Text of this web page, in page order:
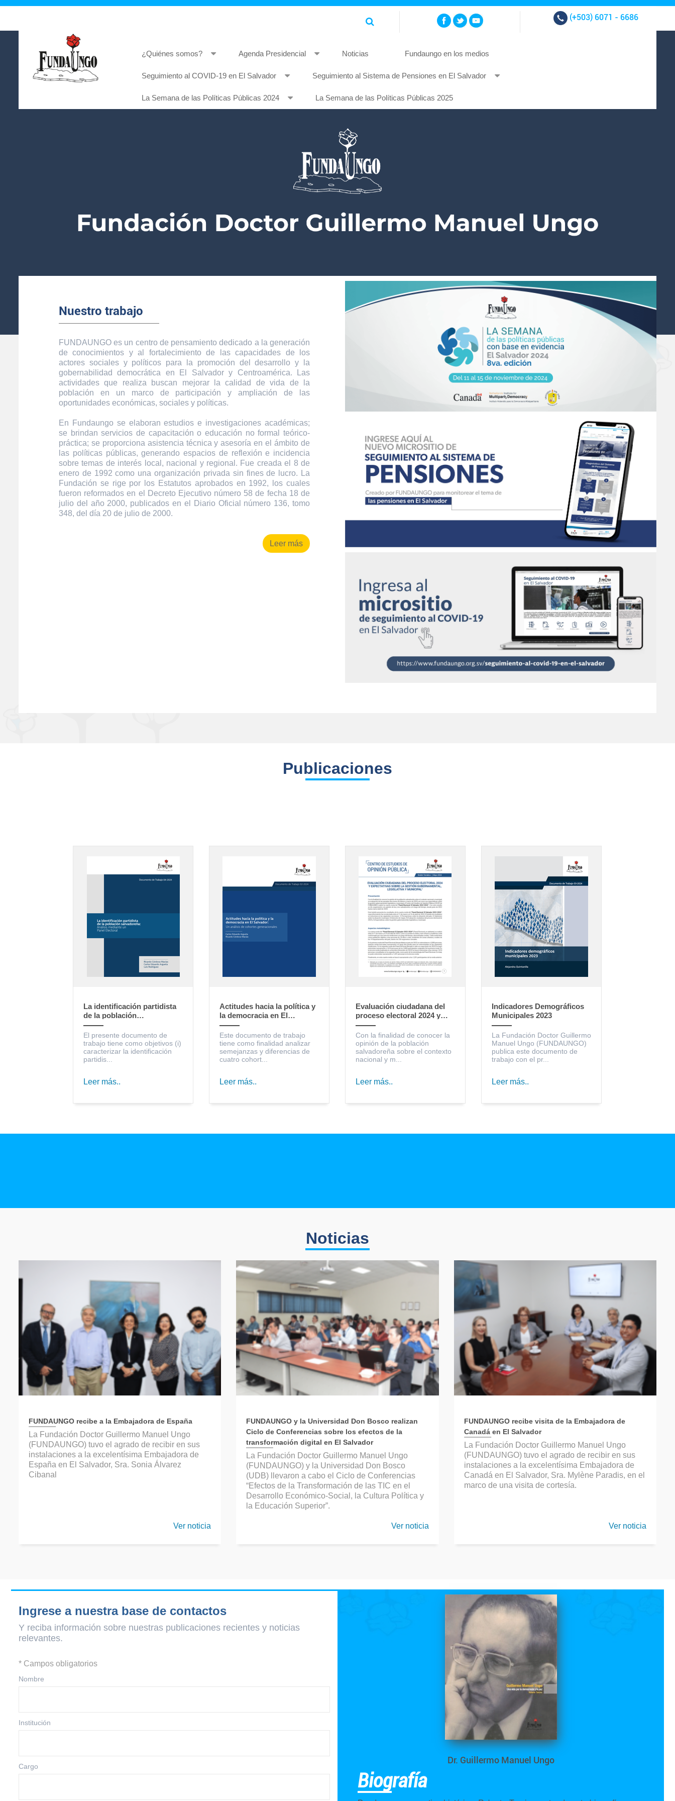
(+503) 6071 - 6686
¿Quiénes somos? Agenda Presidencial Noticias Fundaungo en los medios
Seguimiento al COVID-19 en El Salvador Seguimiento al Sistema de Pensiones en El Salvador
La Semana de las Políticas Públicas 2024 La Semana de las Políticas Públicas 2025
Nuestro trabajo
FUNDAUNGO es un centro de pensamiento dedicado a la generación
de conocimientos y al fortalecimiento de las capacidades de los
actores sociales y políticos para la promoción del desarrollo y la
gobernabilidad democrática en El Salvador y Centroamérica. Las
actividades que realiza buscan mejorar la calidad de vida de la
población en un marco de participación y ampliación de las
oportunidades económicas, sociales y políticas.
En Fundaungo se elaboran estudios e investigaciones académicas;
se brindan servicios de capacitación o educación no formal teórico-
práctica; se proporciona asistencia técnica y asesoría en el ámbito de
las políticas públicas, generando espacios de reflexión e incidencia
sobre temas de interés local, nacional y regional. Fue creada el 8 de
enero de 1992 como una organización privada sin fines de lucro. La
Fundación se rige por los Estatutos aprobados en 1992, los cuales
fueron reformados en el Decreto Ejecutivo número 58 de fecha 18 de
julio del año 2000, publicados en el Diario Oficial número 136, tomo
348, del día 20 de julio de 2000.
Leer más
Publicaciones
La identificación partidista
de la población
salvadoreña: Análisis
mediante un Panel Electoral
El presente documento de
trabajo tiene como objetivos (i)
caracterizar la identificación
partidis...
Leer más..
Actitudes hacia la política y
la democracia en El
Salvador: un análisis de
cohortes generacionales
Este documento de trabajo
tiene como finalidad analizar
semejanzas y diferencias de
cuatro cohort...
Leer más..
Evaluación ciudadana del
proceso electoral 2024 y
expectativas sobre la
gestión gubernamental,
legislativa y municipal
Con la finalidad de conocer la
opinión de la población
salvadoreña sobre el contexto
nacional y m...
Leer más..
Indicadores Demográficos
Municipales 2023
La Fundación Doctor Guillermo
Manuel Ungo (FUNDAUNGO)
publica este documento de
trabajo con el pr...
Leer más..
Noticias
FUNDAUNGO recibe a la Embajadora de España
La Fundación Doctor Guillermo Manuel Ungo
(FUNDAUNGO) tuvo el agrado de recibir en sus
instalaciones a la excelentísima Embajadora de
España en El Salvador, Sra. Sonia Álvarez
Cibanal
Ver noticia
FUNDAUNGO y la Universidad Don Bosco realizan
Ciclo de Conferencias sobre los efectos de la
transformación digital en El Salvador
La Fundación Doctor Guillermo Manuel Ungo
(FUNDAUNGO) y la Universidad Don Bosco
(UDB) llevaron a cabo el Ciclo de Conferencias
“Efectos de la Transformación de las TIC en el
Desarrollo Económico-Social, la Cultura Política y
la Educación Superior”.
Ver noticia
FUNDAUNGO recibe visita de la Embajadora de
Canadá en El Salvador
La Fundación Doctor Guillermo Manuel Ungo
(FUNDAUNGO) tuvo el agrado de recibir en sus
instalaciones a la excelentísima Embajadora de
Canadá en El Salvador, Sra. Mylène Paradis, en el
marco de una visita de cortesía.
Ver noticia
Ingrese a nuestra base de contactos
Y reciba información sobre nuestras publicaciones recientes y noticias
relevantes.
* Campos obligatorios
Nombre
Institución
Cargo
Dr. Guillermo Manuel Ungo
Biografía